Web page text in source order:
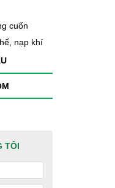
cuốn
nạp khí
TÔI